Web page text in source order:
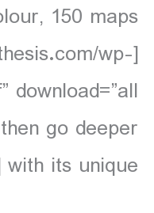
wp-
go deeper
with its unique […]